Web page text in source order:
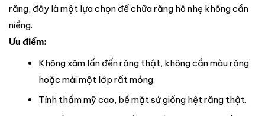
răng, đây là một lựa chọn để chữa răng hô nhẹ không cần
niềng.
Ưu điểm:
Không xâm lấn đến răng thật, không cần màu răng
hoặc mài một lớp rất mỏng.
Tính thẩm mỹ cao, bề mặt sứ giống hệt răng thật.